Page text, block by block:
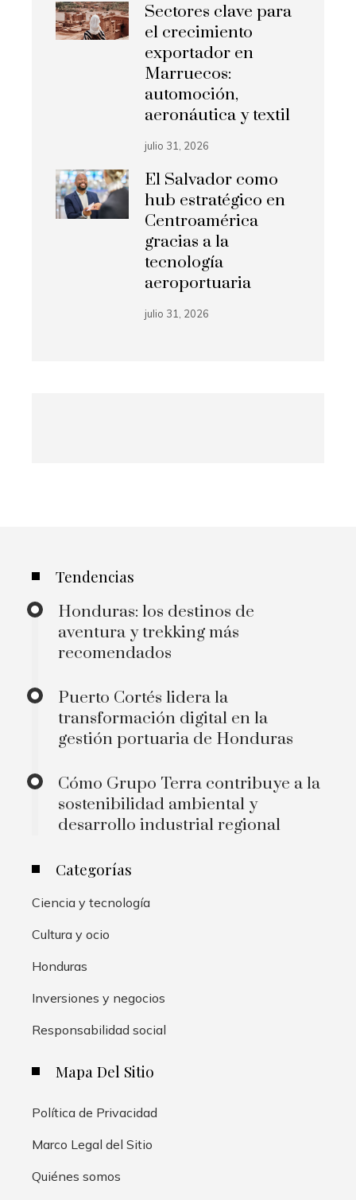
Sectores clave para
el crecimiento
exportador en
Marruecos:
automoción,
aeronáutica y textil
julio 31, 2026
El Salvador como
hub estratégico en
Centroamérica
gracias a la
tecnología
aeroportuaria
julio 31, 2026
Tendencias
Honduras: los destinos de
aventura y trekking más
recomendados
Puerto Cortés lidera la
transformación digital en la
gestión portuaria de Honduras
Cómo Grupo Terra contribuye a la
sostenibilidad ambiental y
desarrollo industrial regional
Categorías
Ciencia y tecnología
Cultura y ocio
Honduras
Inversiones y negocios
Responsabilidad social
Mapa Del Sitio
Política de Privacidad
Marco Legal del Sitio
Quiénes somos